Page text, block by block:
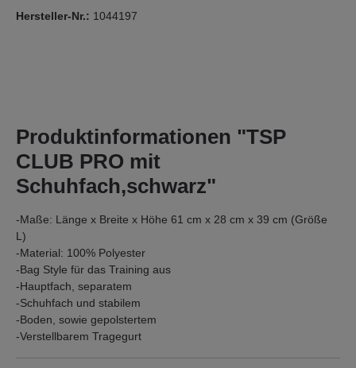
Hersteller-Nr.: 1044197
Produktinformationen "TSP
CLUB PRO mit
Schuhfach,schwarz"
-Maße: Länge x Breite x Höhe 61 cm x 28 cm x 39 cm (Größe
L)
-Material: 100% Polyester
-Bag Style für das Training aus
-Hauptfach, separatem
-Schuhfach und stabilem
-Boden, sowie gepolstertem
-Verstellbarem Tragegurt